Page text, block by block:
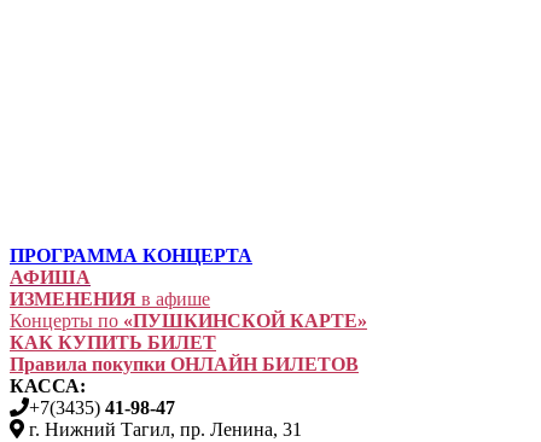
ПРОГРАММА КОНЦЕРТА
АФИША
ИЗМЕНЕНИЯ в афише
Концерты по «ПУШКИНСКОЙ КАРТЕ»
КАК КУПИТЬ БИЛЕТ
Правила покупки ОНЛАЙН БИЛЕТОВ
КАССА:
+7(3435) 41-98-47
г. Нижний Тагил, пр. Ленина, 31